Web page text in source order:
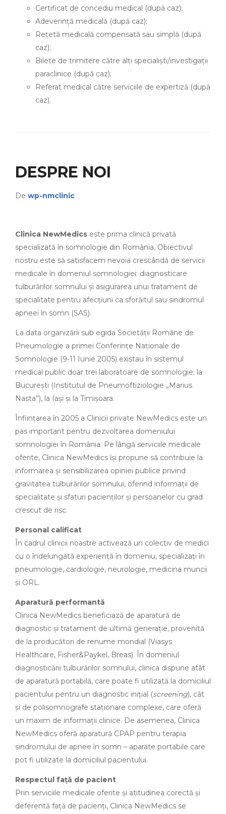
Certificat de concediu medical (după caz);
Adeverinţă medicală (după caz);
Reţetă medicală compensată sau simplă (după
caz);
Bilete de trimitere către alți specialiști/investigaţii
paraclinice (după caz);
Referat medical către serviciile de expertiză (după
caz).
DESPRE NOI
De wp-nmclinic
Clinica NewMedics este prima clinică privată
specializată în somnologie din România. Obiectivul
nostru este să satisfacem nevoia crescândă de servicii
medicale în domeniul somnologiei: diagnosticare
tulburărilor somnului şi asigurarea unui tratament de
specialitate pentru afecţiuni ca sforăitul sau sindromul
apneei în somn (SAS).
La data organizării sub egida Societăţii Române de
Pneumologie a primei Conferinţe Naţionale de
Somnologie (9-11 Iunie 2005) existau în sistemul
medical public doar trei laboratoare de somnologie: la
Bucureşti (Institutul de Pneumoftiziologie „Marius
Nasta”), la Iaşi şi la Timişoara.
Înfiinţarea în 2005 a Clinicii private NewMedics este un
pas important pentru dezvoltarea domeniului
somnologiei în România. Pe lângă serviciile medicale
oferite, Clinica NewMedics îşi propune să contribuie la
informarea şi sensibilizarea opiniei publice privind
gravitatea tulburărilor somnului, oferind informaţii de
specialitate şi sfaturi pacienţilor şi persoanelor cu grad
crescut de risc.
Personal calificat
În cadrul clinicii noastre activează un colectiv de medici
cu o îndelungată experienţă în domeniu, specializaţi în
pneumologie, cardiologie, neurologie, medicina muncii
şi ORL.
Aparatură performantă
Clinica NewMedics beneficiază de aparatură de
diagnostic şi tratament de ultimă generaţie, provenită
de la producători de renume mondial (Viasys
Healthcare, Fisher&Paykel, Breas). În domeniul
diagnosticării tulburărilor somnului, clinica dispune atât
de aparatură portabilă, care poate fi utilizată la domiciliul
pacientului pentru un diagnostic iniţial (screening), cât
şi de polisomnografe staţionare complexe, care oferă
un maxim de informaţii clinice. De asemenea, Clinica
NewMedics oferă aparatură CPAP pentru terapia
sindromului de apnee în somn – aparate portabile care
pot fi utilizate la domiciliul pacientului.
Respectul faţă de pacient
Prin serviciile medicale oferite şi atitudinea corectă şi
deferentă faţă de pacienţi, Clinica NewMedics se